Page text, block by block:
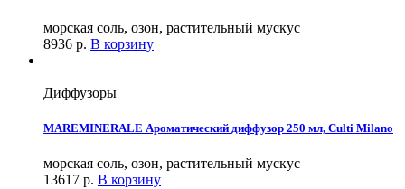
морская соль, озон, растительный мускус
8936 р. В корзину
Диффузоры
MAREMINERALE Ароматический диффузор 250 мл, Culti Milano
морская соль, озон, растительный мускус
13617 р. В корзину